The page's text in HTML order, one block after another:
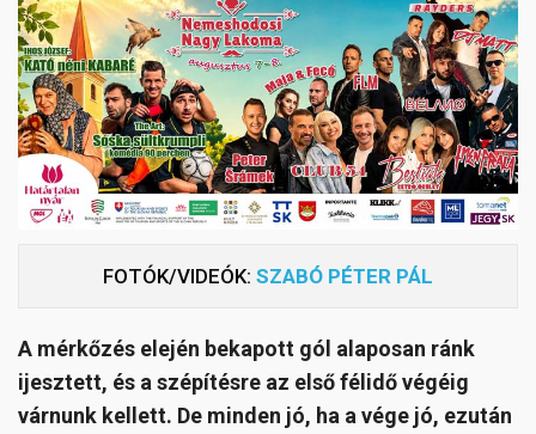
FOTÓK/VIDEÓK: SZABÓ PÉTER PÁL
A mérkőzés elején bekapott gól alaposan ránk
ijesztett, és a szépítésre az első félidő végéig
várnunk kellett. De minden jó, ha a vége jó, ezután